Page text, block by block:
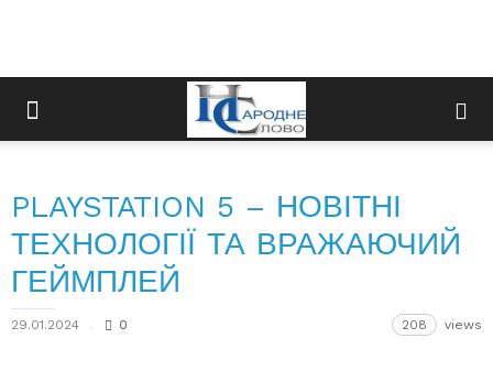
PLAYSTATION 5 – НОВІТНІ
ТЕХНОЛОГІЇ ТА ВРАЖАЮЧИЙ
ГЕЙМПЛЕЙ
29.01.2024 0 208 views